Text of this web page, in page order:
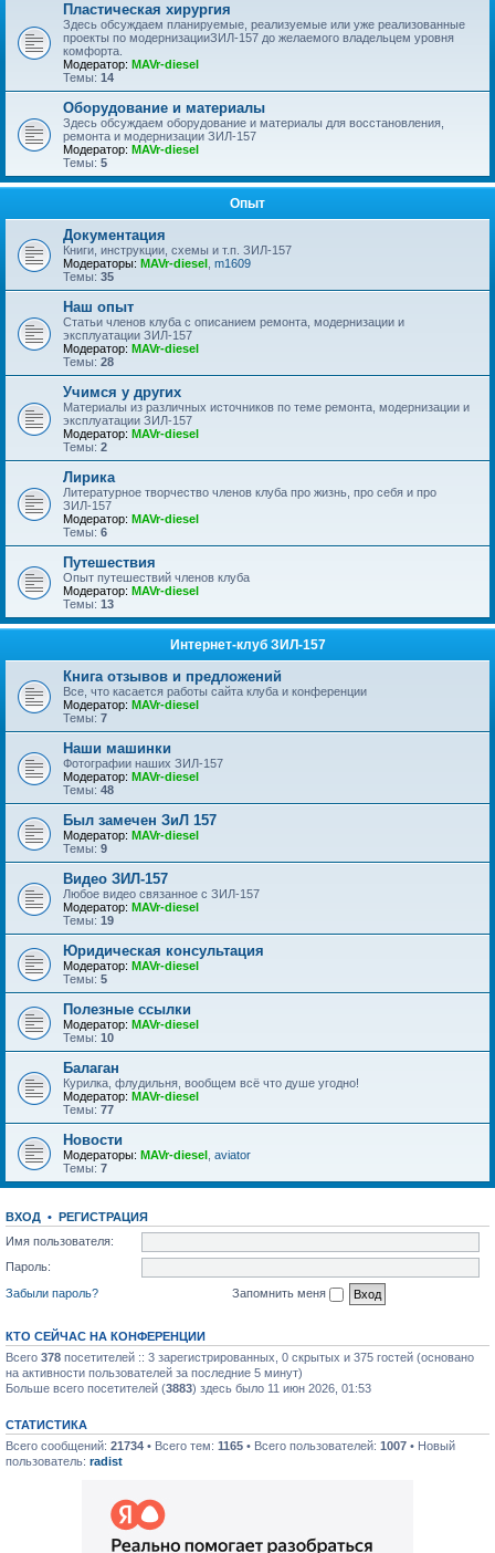
Пластическая хирургия
Здесь обсуждаем планируемые, реализуемые или уже реализованные
проекты по модернизацииЗИЛ-157 до желаемого владельцем уровня
комфорта.
Модератор: MAVr-diesel
Темы: 14
Оборудование и материалы
Здесь обсуждаем оборудование и материалы для восстановления,
ремонта и модернизации ЗИЛ-157
Модератор: MAVr-diesel
Темы: 5
Опыт
Документация
Книги, инструкции, схемы и т.п. ЗИЛ-157
Модераторы: MAVr-diesel m1609
Темы: 35
Наш опыт
Статьи членов клуба с описанием ремонта, модернизации и
эксплуатации ЗИЛ-157
Модератор: MAVr-diesel
Темы: 28
Учимся у других
Материалы из различных источников по теме ремонта, модернизации и
эксплуатации ЗИЛ-157
Модератор: MAVr-diesel
Темы: 2
Лирика
Литературное творчество членов клуба про жизнь, про себя и про
ЗИЛ-157
Модератор: MAVr-diesel
Темы: 6
Путешествия
Опыт путешествий членов клуба
Модератор: MAVr-diesel
Темы: 13
Интернет-клуб ЗИЛ-157
Книга отзывов и предложений
Все, что касается работы сайта клуба и конференции
Модератор: MAVr-diesel
Темы: 7
Наши машинки
Фотографии наших ЗИЛ-157
Модератор: MAVr-diesel
Темы: 48
Был замечен ЗиЛ 157
Модератор: MAVr-diesel
Темы: 9
Видео ЗИЛ-157
Любое видео связанное с ЗИЛ-157
Модератор: MAVr-diesel
Темы: 19
Юридическая консультация
Модератор: MAVr-diesel
Темы: 5
Полезные ссылки
Модератор: MAVr-diesel
Темы: 10
Балаган
Курилка, флудильня, вообщем всё что душе угодно!
Модератор: MAVr-diesel
Темы: 77
Новости
Модераторы: MAVr-diesel aviator
Темы: 7
ВХОД • РЕГИСТРАЦИЯ
Имя пользователя:
Пароль:
Забыли пароль?
Запомнить меня
КТО СЕЙЧАС НА КОНФЕРЕНЦИИ
Всего 378 посетителей :: 3 зарегистрированных, 0 скрытых и 375 гостей (основано
на активности пользователей за последние 5 минут)
Больше всего посетителей (3883) здесь было 11 июн 2026, 01:53
СТАТИСТИКА
Всего сообщений: 21734 • Всего тем: 1165 • Всего пользователей: 1007 • Новый
пользователь: radist